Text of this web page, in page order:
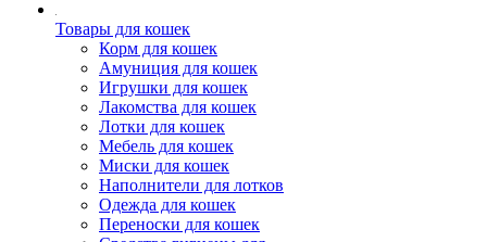
Товары для кошек
Корм для кошек
Амуниция для кошек
Игрушки для кошек
Лакомства для кошек
Лотки для кошек
Мебель для кошек
Миски для кошек
Наполнители для лотков
Одежда для кошек
Переноски для кошек